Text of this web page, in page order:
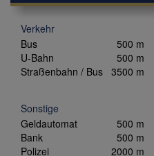
Verkehr
Bus
500 m
U-Bahn
500 m
Straßenbahn / Bus 3500 m
Sonstige
Geldautomat
500 m
Bank
500 m
Polizei
2000 m